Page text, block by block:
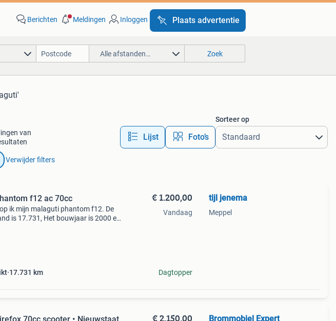
Berichten Meldingen Inloggen Plaats advertentie
Alle afstanden… Zoek
van
Lijst Foto’s
Sorteer op
Verwijder filters
f12 ac 70cc
ik mijn malaguti phantom f12. De
is 17.731, Het bouwjaar is 2000 en
17.731 km
€ 1.200,00
Vandaag
Dagtopper
tijl jenema
Meppel
€ 2.150,00 Brommobiel Expert